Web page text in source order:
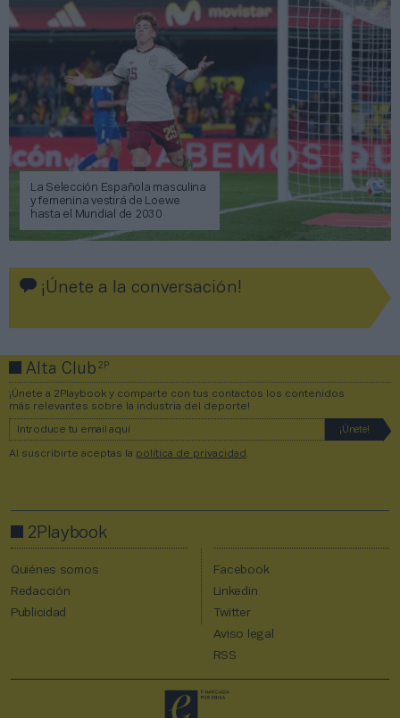
La Selección Española masculina
y femenina vestirá de Loewe
hasta el Mundial de 2030
¡Únete a la conversación!
Alta Club2P
¡Únete a 2Playbook y comparte con tus contactos los contenidos
más relevantes sobre la industria del deporte!
Al suscribirte aceptas la política de privacidad .
2Playbook
Quiénes somos
Redacción
Publicidad
Facebook
Linkedin
Twitter
Aviso legal
RSS